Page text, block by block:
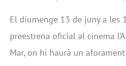
El diumenge 13 de juny a les
preestrena oficial al cinema
Mar, on hi haurà un